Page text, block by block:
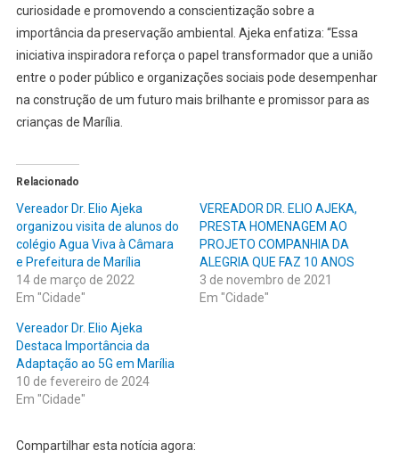
curiosidade e promovendo a conscientização sobre a
importância da preservação ambiental. Ajeka enfatiza: “Essa
iniciativa inspiradora reforça o papel transformador que a união
entre o poder público e organizações sociais pode desempenhar
na construção de um futuro mais brilhante e promissor para as
crianças de Marília.
Relacionado
Vereador Dr. Elio Ajeka
organizou visita de alunos do
colégio Agua Viva à Câmara
e Prefeitura de Marília
14 de março de 2022
Em "Cidade"
VEREADOR DR. ELIO AJEKA,
PRESTA HOMENAGEM AO
PROJETO COMPANHIA DA
ALEGRIA QUE FAZ 10 ANOS
3 de novembro de 2021
Em "Cidade"
Vereador Dr. Elio Ajeka
Destaca Importância da
Adaptação ao 5G em Marília
10 de fevereiro de 2024
Em "Cidade"
Compartilhar esta notícia agora: